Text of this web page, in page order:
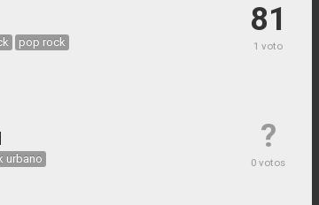
81
1 voto
pop rock
?
0 votos
urbano